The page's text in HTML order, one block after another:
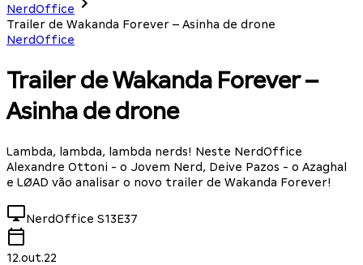
NerdOffice
Trailer de Wakanda Forever – Asinha de drone
NerdOffice
Trailer de Wakanda Forever –
Asinha de drone
Lambda, lambda, lambda nerds! Neste NerdOffice
Alexandre Ottoni - o Jovem Nerd, Deive Pazos - o Azaghal
e LØAD vão analisar o novo trailer de Wakanda Forever!
NerdOffice S13E37
12.out.22